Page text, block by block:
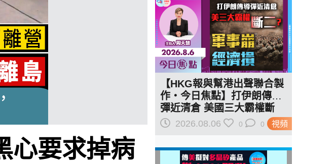
心要求掉病
視頻
【HKG報與幫港出聲聯合製
作‧今日焦點】打伊朗傳導
彈近清倉 美國三大霸權斷
二？軍事崩 經濟損
2026.08.06 0 0